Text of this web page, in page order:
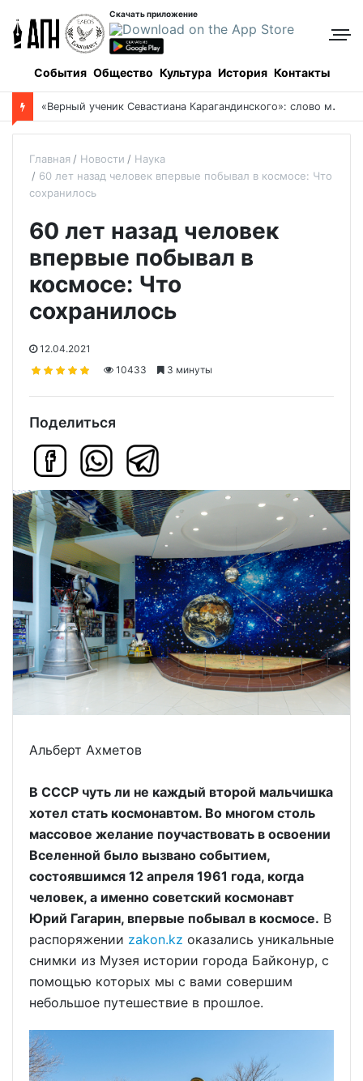
Скачать приложение
События Общество Культура История Контакты
Боровое: когда и как все начиналось, и кто все начинал
Главная Новости
Наука
60 лет назад человек впервые побывал в космосе: Что
сохранилось
60 лет назад человек
впервые побывал в
космосе: Что
сохранилось
12.04.2021
10433
3 минуты
Поделиться
Альберт Ахметов
В СССР чуть ли не каждый второй мальчишка
хотел стать космонавтом. Во многом столь
массовое желание поучаствовать в освоении
Вселенной было вызвано событием,
состоявшимся 12 апреля 1961 года, когда
человек, а именно советский космонавт
Юрий Гагарин, впервые побывал в космосе. В
распоряжении zakon.kz оказались уникальные
снимки из Музея истории города Байконур, с
помощью которых мы с вами совершим
небольшое путешествие в прошлое.